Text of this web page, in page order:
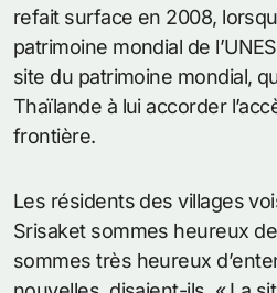
refait surface en 2008,
patrimoine mondial de
site du patrimoine mondial,
Thaïlande à lui accorder
frontière.
Les résidents des villages
Srisaket sommes heureux
sommes très heureux